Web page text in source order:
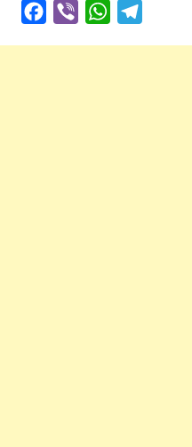
Facebook
Viber WhatsApp